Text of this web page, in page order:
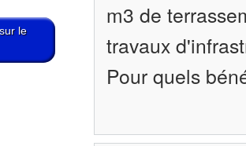
le
m3 de
travaux
Pour quels